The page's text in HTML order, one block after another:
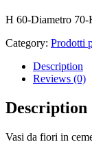
H 60-Diametro 70-
Category: Prodotti
Description
Reviews (0)
Description
Vasi da fiori in